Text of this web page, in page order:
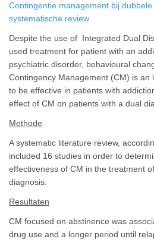
Contingentie management bij
systematische review
Despite the use of Integrated Dual
used treatment for patient with an
psychiatric disorder, behavioural
Contingency Management (CM) is an
to be effective in patients with
effect of CM on patients with a dual
Methode
A systematic literature review,
included 16 studies in order to
effectiveness of CM in the treatment
diagnosis.
Resultaten
CM focused on abstinence was
drug use and a longer period until